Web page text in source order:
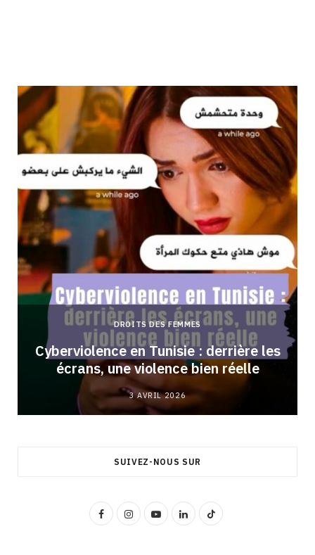
DROITS DES FEMMES
Cyberviolence en Tunisie : derrière les
écrans, une violence bien réelle
3 AVRIL 2026
SUIVEZ-NOUS SUR
F
I
Y
L
T